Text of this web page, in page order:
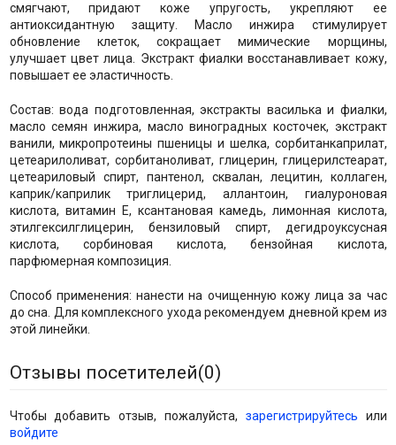
смягчают, придают коже упругость, укрепляют ее
антиоксидантную защиту. Масло инжира стимулирует
обновление клеток, сокращает мимические морщины,
улучшает цвет лица. Экстракт фиалки восстанавливает кожу,
повышает ее эластичность.
Состав: вода подготовленная, экстракты василька и фиалки,
масло семян инжира, масло виноградных косточек, экстракт
ванили, микропротеины пшеницы и шелка, сорбитанкаприлат,
цетеарилоливат, сорбитаноливат, глицерин, глицерилстеарат,
цетеариловый спирт, пантенол, сквалан, лецитин, коллаген,
каприк/каприлик триглицерид, аллантоин, гиалуроновая
кислота, витамин Е, ксантановая камедь, лимонная кислота,
этилгексилглицерин, бензиловый спирт, дегидроуксусная
кислота, сорбиновая кислота, бензойная кислота,
парфюмерная композиция.
Способ применения: нанести на очищенную кожу лица за час
до сна. Для комплексного ухода рекомендуем дневной крем из
этой линейки.
Отзывы посетителей(0)
Чтобы добавить отзыв, пожалуйста, зарегистрируйтесь или
войдите